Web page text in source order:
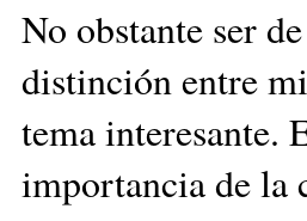
No obstante ser
distinción entre
tema interesante.
importancia de la